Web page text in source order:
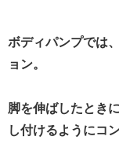
ボディパンプでは
ョン。
脚を伸ばしたとき
し付けるようにコ